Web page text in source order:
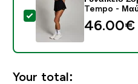
Select this product -
Tempo -
46.00€‎
Your total: